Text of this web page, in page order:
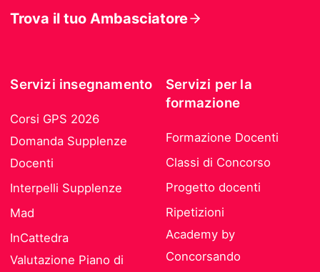
Trova il tuo Ambasciatore
Servizi insegnamento
Corsi GPS 2026
Domanda Supplenze
Docenti
Interpelli Supplenze
Mad
InCattedra
Valutazione Piano di
Servizi per la
formazione
Formazione Docenti
Classi di Concorso
Progetto docenti
Ripetizioni
Academy by
Concorsando